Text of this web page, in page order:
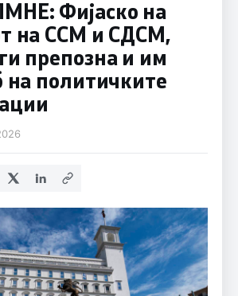
Фијаско на
на ССМ и СДСM,
препозна и им
на политичките